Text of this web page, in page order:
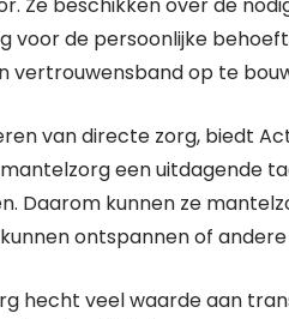
voor de persoonlijke
vertrouwensband op te
van directe zorg, biedt
een uitdagende
Daarom kunnen ze
ontspannen of
hecht veel waarde aan